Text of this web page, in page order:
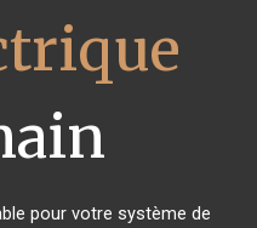
pour votre système de